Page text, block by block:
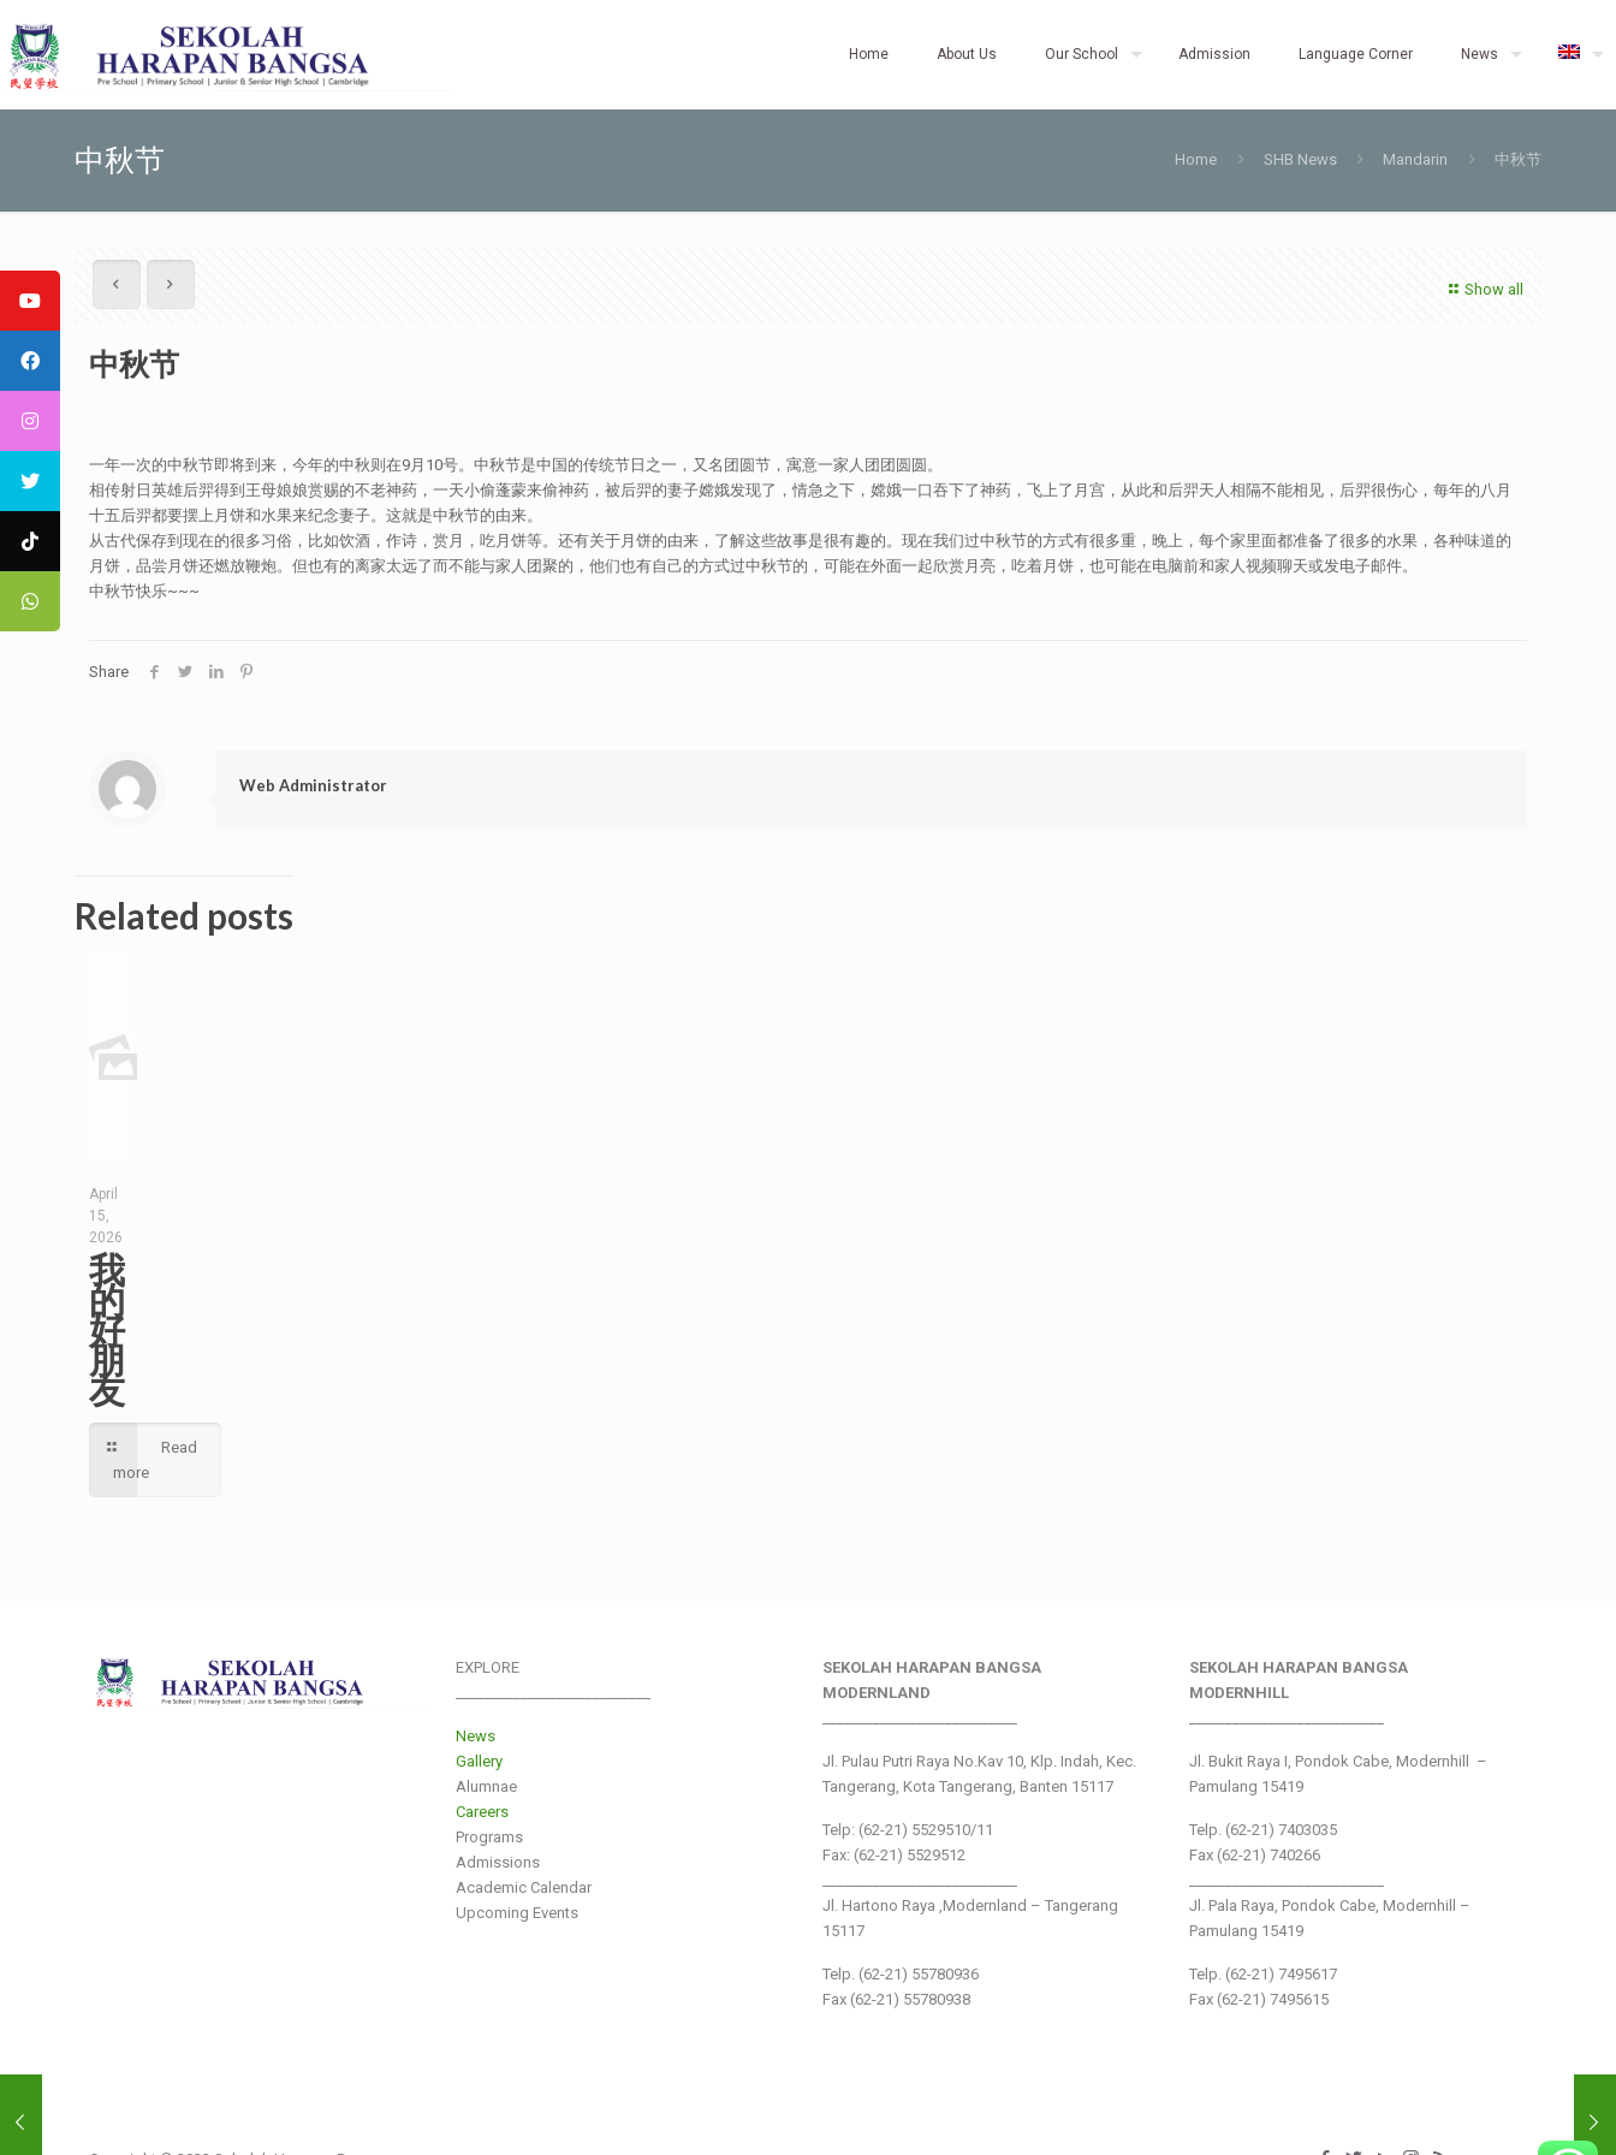
Home About Us Our School Admission Language Corner News
中秋节 Home SHB News Mandarin 中秋节
Show all
中秋节
一年一次的中秋节即将到来，今年的中秋则在9月10号。中秋节是中国的传统节日之一，又名团圆节，寓意一家人团团圆圆。
相传射日英雄后羿得到王母娘娘赏赐的不老神药，一天小偷蓬蒙来偷神药，被后羿的妻子嫦娥发现了，情急之下，嫦娥一口吞下了神药，飞上了月宫，从此和后羿天人相隔不能相见，后羿很伤心，每年的八月
十五后羿都要摆上月饼和水果来纪念妻子。这就是中秋节的由来。
从古代保存到现在的很多习俗，比如饮酒，作诗，赏月，吃月饼等。还有关于月饼的由来，了解这些故事是很有趣的。现在我们过中秋节的方式有很多重，晚上，每个家里面都准备了很多的水果，各种味道的
月饼，品尝月饼还燃放鞭炮。但也有的离家太远了而不能与家人团聚的，他们也有自己的方式过中秋节的，可能在外面一起欣赏月亮，吃着月饼，也可能在电脑前和家人视频聊天或发电子邮件。
中秋节快乐~~~
Share
Web Administrator
Related posts
April
15,
2026
我
的
好
朋
友
Read
more
EXPLORE
News
Gallery
Alumnae
Careers
Programs
Admissions
Academic Calendar
Upcoming Events
SEKOLAH HARAPAN BANGSA
MODERNLAND
Jl. Pulau Putri Raya No.Kav 10, Klp. Indah, Kec.
Tangerang, Kota Tangerang, Banten 15117
Telp: (62-21) 5529510/11
Fax: (62-21) 5529512
Jl. Hartono Raya ,Modernland – Tangerang
15117
Telp. (62-21) 55780936
Fax (62-21) 55780938
SEKOLAH HARAPAN BANGSA
MODERNHILL
Jl. Bukit Raya I, Pondok Cabe, Modernhill –
Pamulang 15419
Telp. (62-21) 7403035
Fax (62-21) 740266
Jl. Pala Raya, Pondok Cabe, Modernhill –
Pamulang 15419
Telp. (62-21) 7495617
Fax (62-21) 7495615